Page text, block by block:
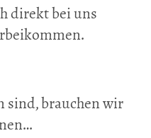
direkt bei uns
sind, brauchen wir